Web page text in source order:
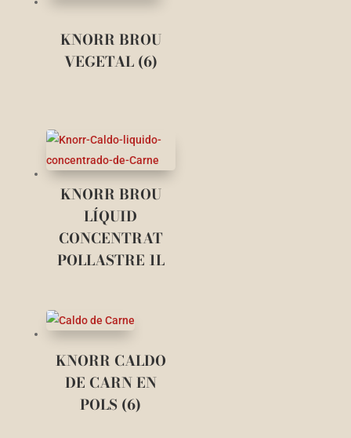
KNORR BROU
VEGETAL (6)
KNORR BROU
LÍQUID
CONCENTRAT
POLLASTRE 1L
KNORR CALDO
DE CARN EN
POLS (6)